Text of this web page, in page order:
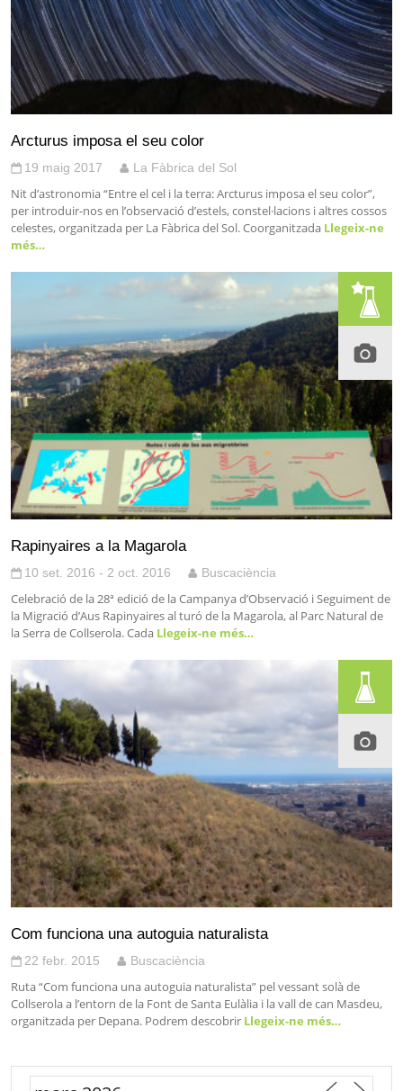
Arcturus imposa el seu color
19 maig 2017 La Fàbrica del Sol
Nit d’astronomia “Entre el cel i la terra: Arcturus imposa el seu color”,
per introduir-nos en l’observació d’estels, constel·lacions i altres cossos
celestes, organitzada per La Fàbrica del Sol. Coorganitzada Llegeix-ne
més…
Rapinyaires a la Magarola
10 set. 2016 - 2 oct. 2016 Buscaciència
Celebració de la 28ª edició de la Campanya d’Observació i Seguiment de
la Migració d’Aus Rapinyaires al turó de la Magarola, al Parc Natural de
la Serra de Collserola. Cada Llegeix-ne més…
Com funciona una autoguia naturalista
22 febr. 2015 Buscaciència
Ruta “Com funciona una autoguia naturalista” pel vessant solà de
Collserola a l’entorn de la Font de Santa Eulàlia i la vall de can Masdeu,
organitzada per Depana. Podrem descobrir Llegeix-ne més…